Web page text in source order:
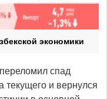
экономики
спад
текущего и вернулся